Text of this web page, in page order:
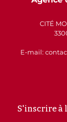
CITÉ
E-mail:
S'inscrire à